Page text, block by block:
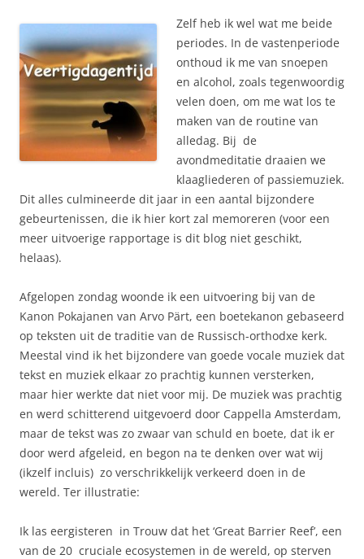
Zelf heb ik wel wat me beide
periodes. In de vastenperiode
onthoud ik me van snoepen
en alcohol, zoals tegenwoordig
velen doen, om me wat los te
maken van de routine van
alledag. Bij de
avondmeditatie draaien we
klaagliederen of passiemuziek.
Dit alles culmineerde dit jaar in een aantal bijzondere
gebeurtenissen, die ik hier kort zal memoreren (voor een
meer uitvoerige rapportage is dit blog niet geschikt,
helaas).
Afgelopen zondag woonde ik een uitvoering bij van de
Kanon Pokajanen van Arvo Pärt, een boetekanon gebaseerd
op teksten uit de traditie van de Russisch-orthodxe kerk.
Meestal vind ik het bijzondere van goede vocale muziek dat
tekst en muziek elkaar zo prachtig kunnen versterken,
maar hier werkte dat niet voor mij. De muziek was prachtig
en werd schitterend uitgevoerd door Cappella Amsterdam,
maar de tekst was zo zwaar van schuld en boete, dat ik er
door werd afgeleid, en begon na te denken over wat wij
(ikzelf incluis) zo verschrikkelijk verkeerd doen in de
wereld. Ter illustratie:
Ik las eergisteren in Trouw dat het ‘Great Barrier Reef’, een
van de 20 cruciale ecosystemen in de wereld, op sterven